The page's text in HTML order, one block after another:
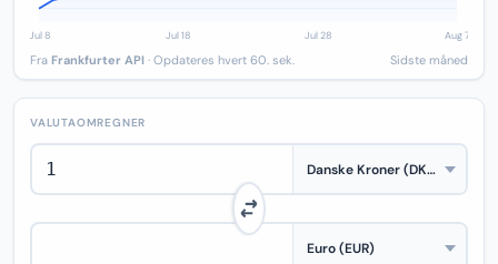
Fra Frankfurter API · Opdateres hvert 60. sek. Sidste måned
VALUTAOMREGNER